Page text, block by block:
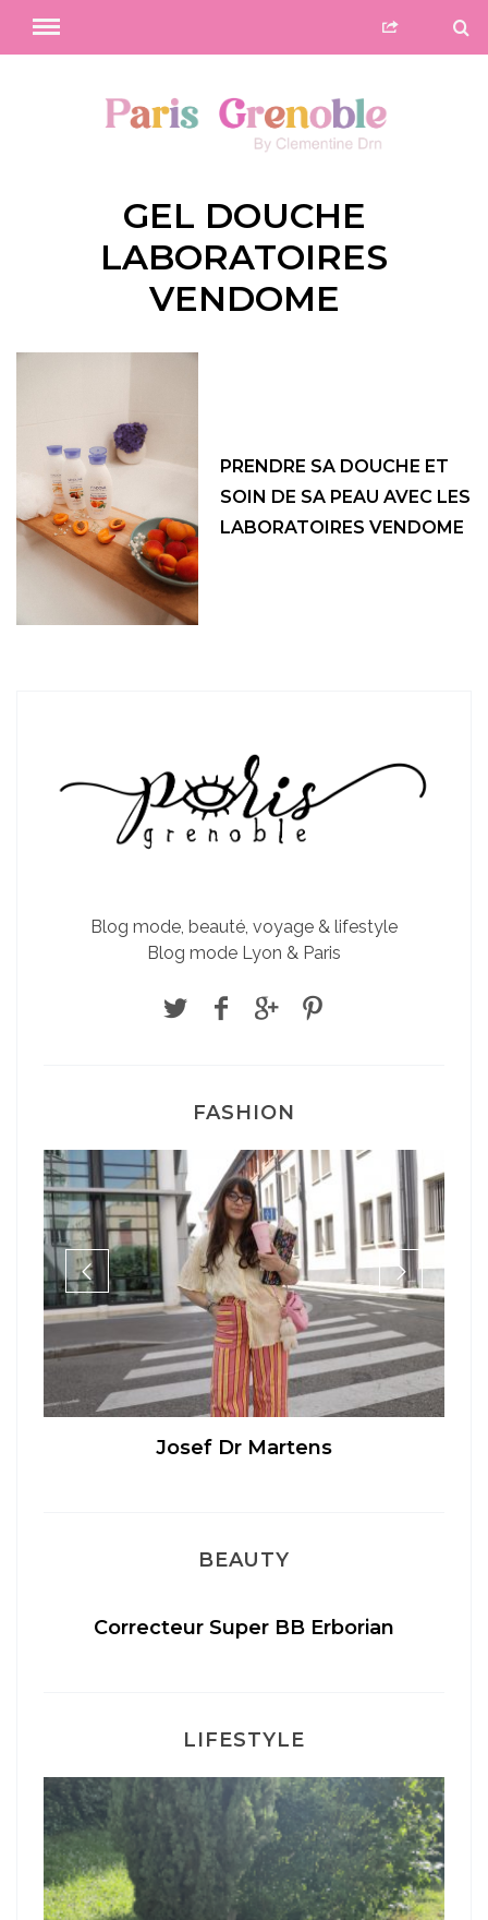
GEL DOUCHE
LABORATOIRES
VENDOME
PRENDRE SA DOUCHE ET
SOIN DE SA PEAU AVEC LES
LABORATOIRES VENDOME
Blog mode, beauté, voyage & lifestyle
Blog mode Lyon & Paris
FASHION
Josef Dr Martens
BEAUTY
Correcteur Super BB Erborian
LIFESTYLE